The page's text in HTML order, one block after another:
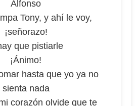
Alfonso
Tony, y ahí le voy,
¡señorazo!
que pistiarle
¡Ánimo!
hasta que yo ya no
sienta nada
corazón olvide que te